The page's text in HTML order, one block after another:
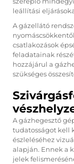
leállítási
A gázellátó
csatlakozások
feladatainak
hozzájárul a
szükséges
A gázhegesztő
tudatosságot kell
észleléséhez
alapján. Ennek a
jelek